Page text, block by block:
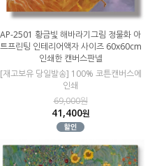
AP-2501 황금빛 해바라기그림 정물화 아
트프린팅 인테리어액자 사이즈 60x60cm
인쇄한 캔버스판넬
[재고보유 당일발송] 100% 코튼캔버스에
인쇄
69,000원
41,400원